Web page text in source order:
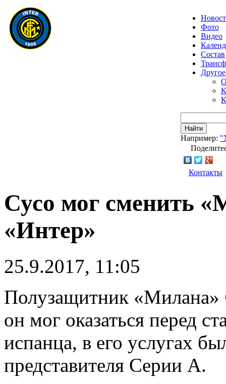
Фото
Видео
Состав
Другое
Найти
Например:
Контакты
Сусо мог сменить
«Интер»
25.9.2017, 11:05
Полузащитник «Милана»
он мог оказаться перед
испанца, в его услугах
представителя Серии А.